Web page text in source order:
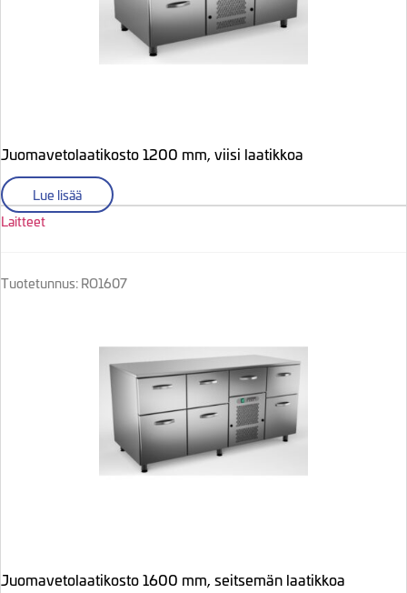
Juomavetolaatikosto 1200 mm, viisi laatikkoa
Lue lisää
Laitteet
Tuotetunnus: RO1607
Juomavetolaatikosto 1600 mm, seitsemän laatikkoa